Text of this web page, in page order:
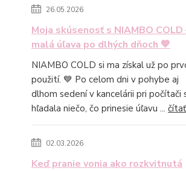
26.05.2026
Moja skúsenosť s NIAMBO COLD
malá úľava po dlhých dňoch 💙
NIAMBO COLD si ma získal už po
použití. 💙 Po celom dni v pohybe aj
dlhom sedení v kancelárii pri počítači
hľadala niečo, čo prinesie úľavu ...
02.03.2026
Keď pranie vonia ako rozkvitnutá